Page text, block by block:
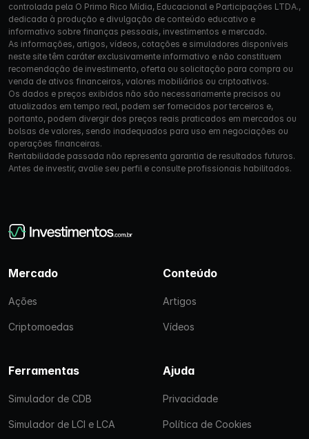
controlada pela O Primo Rico Mídia, Educacional e Participações LTDA.,
dedicada à produção e divulgação de conteúdo educativo e
informativo sobre finanças pessoais, investimentos e mercado.
As informações, artigos, vídeos, cotações e simuladores disponíveis
neste site têm caráter exclusivamente informativo e não constituem
recomendação de investimento, oferta ou solicitação para compra ou
venda de ativos financeiros, valores mobiliários ou criptoativos.
Os dados e preços exibidos não são necessariamente precisos ou
atualizados em tempo real, podem ser fornecidos por terceiros e,
portanto, podem divergir dos preços reais praticados em mercados ou
bolsas de valores, sendo inadequados para uso em negociações ou
operações financeiras.
Rentabilidade passada não representa garantia de resultados futuros.
Antes de investir, avalie seu perfil e consulte profissionais habilitados.
Mercado
Ações
Criptomoedas
Conteúdo
Artigos
Vídeos
Ferramentas
Simulador de CDB
Simulador de LCI e LCA
Ajuda
Privacidade
Política de Cookies